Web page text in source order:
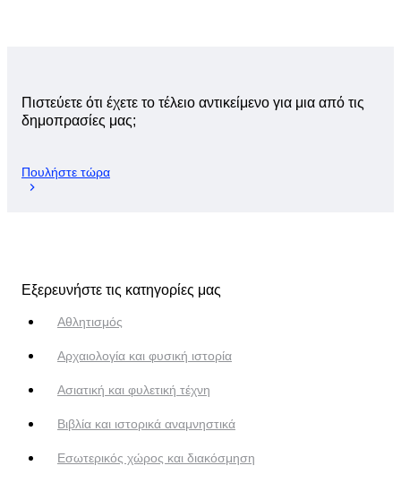
Πιστεύετε ότι έχετε το τέλειο αντικείμενο για μια από τις
δημοπρασίες μας;
Πουλήστε τώρα
Εξερευνήστε τις κατηγορίες μας
Αθλητισμός
Αρχαιολογία και φυσική ιστορία
Ασιατική και φυλετική τέχνη
Βιβλία και ιστορικά αναμνηστικά
Εσωτερικός χώρος και διακόσμηση